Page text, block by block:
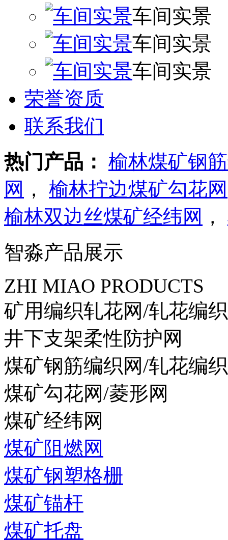
车间实景
车间实景
车间实景
荣誉资质
联系我们
热门产品： 榆林煤矿钢
网 ， 榆林拧边煤矿勾花网
榆林双边丝煤矿经纬网 ，
智淼产品展示
ZHI MIAO PRODUCTS
矿用编织轧花网/轧花编
井下支架柔性防护网
煤矿钢筋编织网/轧花编
煤矿勾花网/菱形网
煤矿经纬网
煤矿阻燃网
煤矿钢塑格栅
煤矿锚杆
煤矿托盘